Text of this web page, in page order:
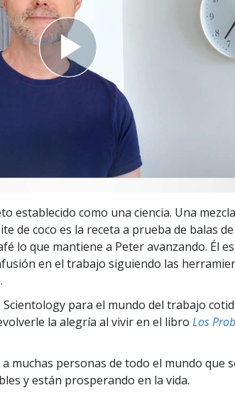
establecido como una ciencia. Una
de coco es la receta a prueba de balas
lo que mantiene a Peter avanzando. Él
en el trabajo siguiendo las
.
para el mundo del trabajo
la alegría al vivir en el libro Los
muchas personas de todo el mundo que
y están prosperando en la vida.